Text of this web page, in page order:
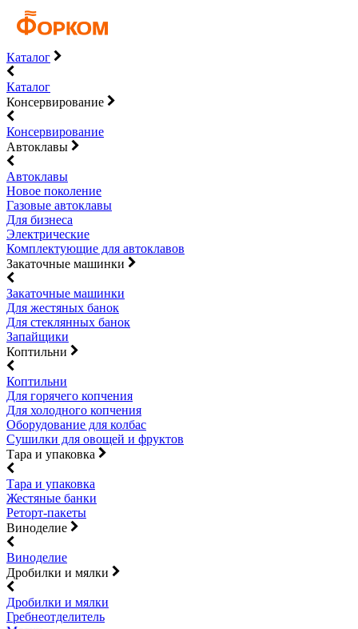
Каталог
Каталог
Консервирование
Консервирование
Автоклавы
Автоклавы
Новое поколение
Газовые автоклавы
Для бизнеса
Электрические
Комплектующие для автоклавов
Закаточные машинки
Закаточные машинки
Для жестяных банок
Для стеклянных банок
Запайщики
Коптильни
Коптильни
Для горячего копчения
Для холодного копчения
Оборудование для колбас
Сушилки для овощей и фруктов
Тара и упаковка
Тара и упаковка
Жестяные банки
Реторт-пакеты
Виноделие
Виноделие
Дробилки и мялки
Дробилки и мялки
Гребнеотделитель